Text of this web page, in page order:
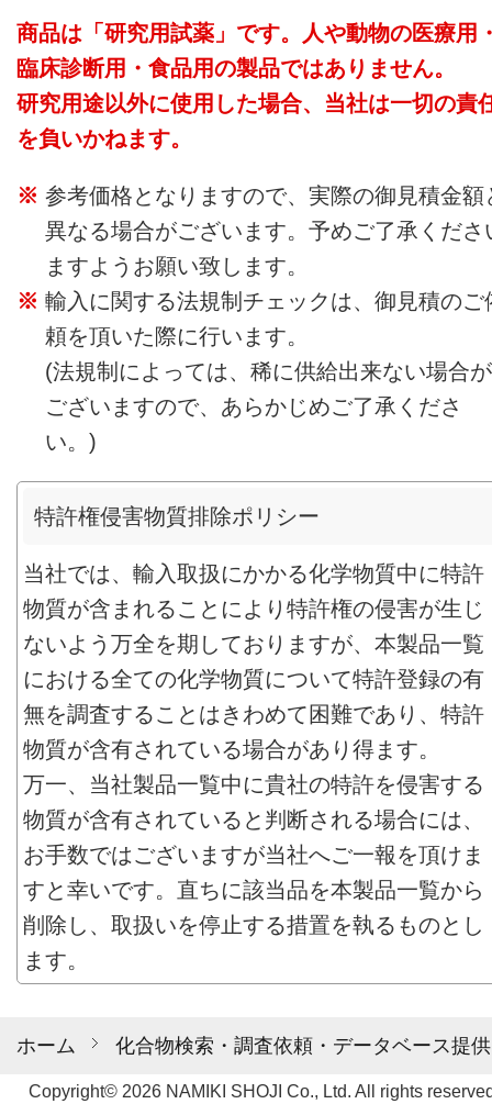
ホーム 化合物検索・調査依頼・データベース提供
商品は「研究用試薬」です。人や動物の医療用
臨床診断用・食品用の製品ではありません。
研究用途以外に使用した場合、当社は一切の責
を負いかねます。
参考価格となりますので、実際の御見積金額
異なる場合がございます。予めご了承くださ
ますようお願い致します。
輸入に関する法規制チェックは、御見積のご
頼を頂いた際に行います。
(法規制によっては、稀に供給出来ない場合が
ございますので、あらかじめご了承くださ
い。)
特許権侵害物質排除ポリシー
当社では、輸入取扱にかかる化学物質中に特許
物質が含まれることにより特許権の侵害が生じ
ないよう万全を期しておりますが、本製品一覧
における全ての化学物質について特許登録の有
無を調査することはきわめて困難であり、特許
物質が含有されている場合があり得ます。
万一、当社製品一覧中に貴社の特許を侵害する
物質が含有されていると判断される場合には、
お手数ではございますが当社へご一報を頂けま
すと幸いです。直ちに該当品を本製品一覧から
削除し、取扱いを停止する措置を執るものとし
ます。
Copyright© 2026 NAMIKI SHOJI Co., Ltd. All rights